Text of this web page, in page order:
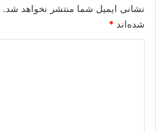
نشانی ایمیل شما منتشر نخواهد شد.
شده‌اند *